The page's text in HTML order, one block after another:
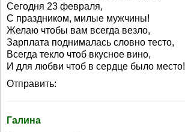
Сегодня 23 февраля,
С праздником, милые мужчины!
Желаю чтобы вам всегда везло,
Зарплата поднималась словно тесто,
Всегда текло чтоб вкусное вино,
И для любви чтоб в сердце было место!
Отправить:
Галина